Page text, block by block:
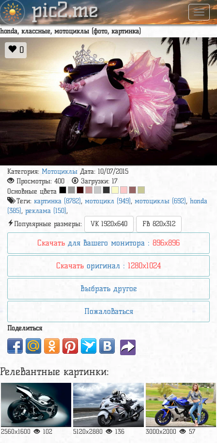
pic2.me
honda, классные, мотоциклы (фото, картинка)
0
Категория: Мотоциклы Дата: 10/07/2015
Просмотры: 400 Загрузки: 17
Основные цвета
Теги: картинка (8782), мотоцикл (949), мотоциклы (692), honda
(385), реклама (150),
Популярные размеры:
VK 1920x640 FB 820x312
Скачать для вашего монитора : 896x896
Скачать оригинал : 1280x1024
Выбрать другое
Пожаловаться
Поделиться
Релевантные картинки:
2560x1600 102 5120x2880 136 3000x2000 57